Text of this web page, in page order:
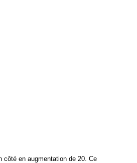
côté en augmentation de 20. Ce